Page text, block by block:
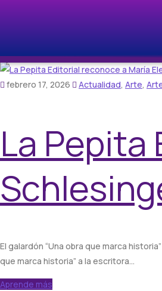
febrero 17, 2026 Actualidad, Arte,
La Pepita
El galardón “Una obra que marca
que marca historia” a la escritora…
Aprende más